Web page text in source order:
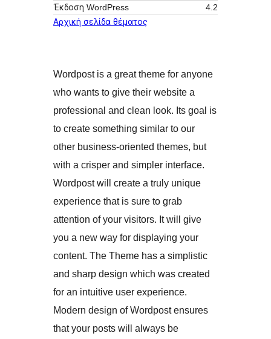
Έκδοση WordPress
4.2
Αρχική σελίδα θέματος
Wordpost is a great theme for anyone
who wants to give their website a
professional and clean look. Its goal is
to create something similar to our
other business-oriented themes, but
with a crisper and simpler interface.
Wordpost will create a truly unique
experience that is sure to grab
attention of your visitors. It will give
you a new way for displaying your
content. The Theme has a simplistic
and sharp design which was created
for an intuitive user experience.
Modern design of Wordpost ensures
that your posts will always be